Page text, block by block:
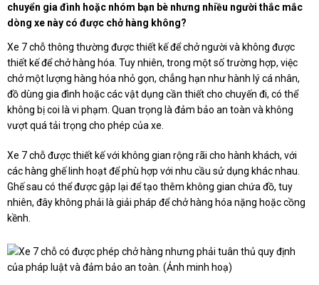
chuyển gia đình hoặc nhóm bạn bè nhưng nhiều người thắc mắc
dòng xe này có được chở hàng không?
Xe 7 chỗ thông thường được thiết kế để chở người và không được
thiết kế để chở hàng hóa. Tuy nhiên, trong một số trường hợp, việc
chở một lượng hàng hóa nhỏ gọn, chẳng hạn như hành lý cá nhân,
đồ dùng gia đình hoặc các vật dụng cần thiết cho chuyến đi, có thể
không bị coi là vi phạm. Quan trọng là đảm bảo an toàn và không
vượt quá tải trọng cho phép của xe.
Xe 7 chỗ được thiết kế với không gian rộng rãi cho hành khách, với
các hàng ghế linh hoạt để phù hợp với nhu cầu sử dụng khác nhau.
Ghế sau có thể được gập lại để tạo thêm không gian chứa đồ, tuy
nhiên, đây không phải là giải pháp để chở hàng hóa nặng hoặc cồng
kềnh.